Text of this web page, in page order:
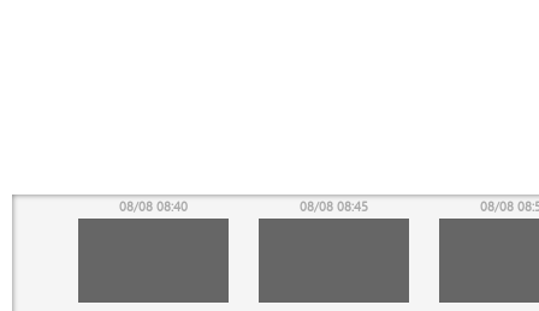
08/08 08:40 08/08 08:45 08/08